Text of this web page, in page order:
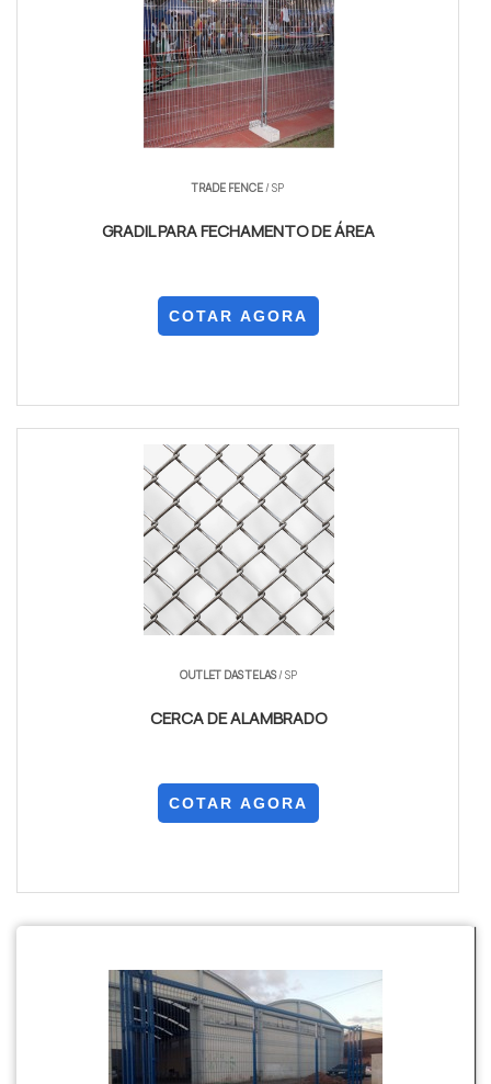
TRADE FENCE/ SP
GRADIL PARA FECHAMENTO DE ÁREA
COTAR AGORA
OUTLET DAS TELAS/ SP
CERCA DE ALAMBRADO
COTAR AGORA